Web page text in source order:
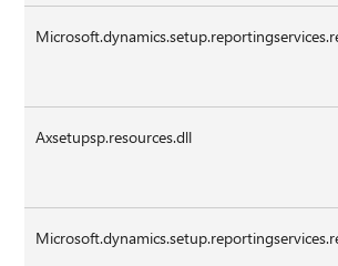
Axsetupsp.resources.dll